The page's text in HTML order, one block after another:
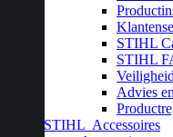
STIHL
STIHL
Advies
STIHL Accessoires